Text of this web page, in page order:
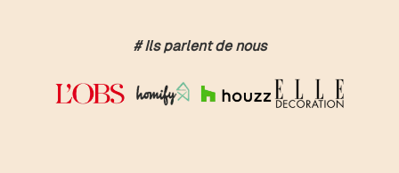
# Ils parlent de nous